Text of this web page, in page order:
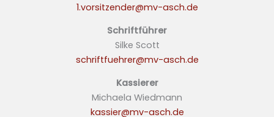
1.vorsitzender@mv-asch.de
Schriftführer
Silke Scott
schriftfuehrer@mv-asch.de
Kassierer
Michaela Wiedmann
kassier@mv-asch.de